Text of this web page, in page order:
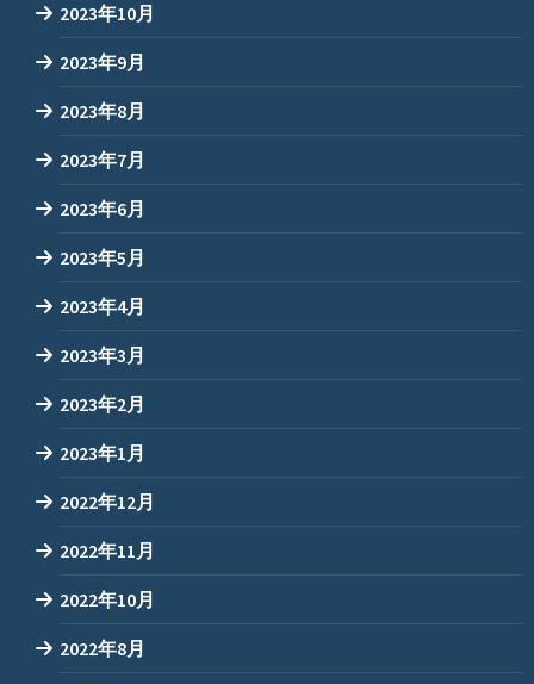
2023年10月
2023年9月
2023年8月
2023年7月
2023年6月
2023年5月
2023年4月
2023年3月
2023年2月
2023年1月
2022年12月
2022年11月
2022年10月
2022年8月